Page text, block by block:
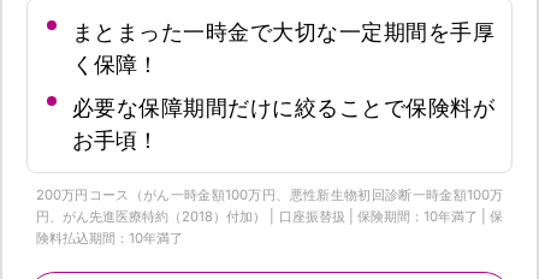
まとまった一時金で大切な一定期間を手厚
く保障！
必要な保障期間だけに絞ることで保険料が
お手頃！
200万円コース（がん一時金額100万円、悪性新生物初回診断一時金額100万
円、がん先進医療特約（2018）付加） | 口座振替扱 | 保険期間：10年満了 | 保
険料払込期間：10年満了